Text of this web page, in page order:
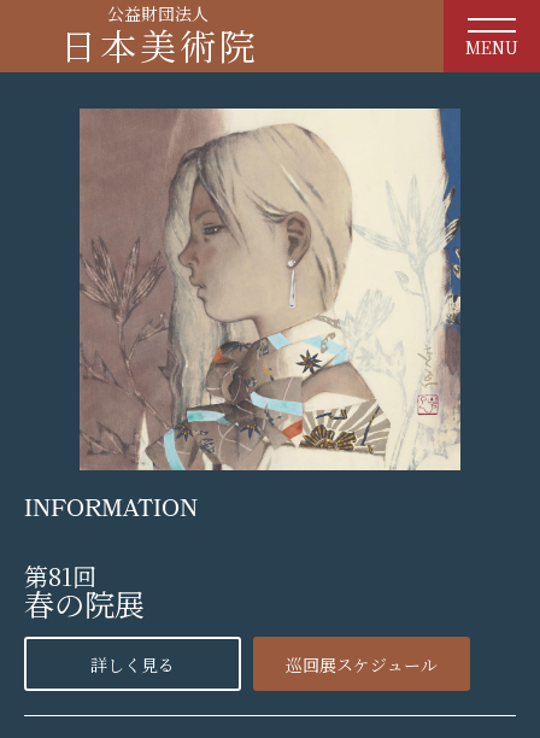
日本美術院
公益財団法人
MENU
INFORMATION
第81回
春の院展
詳しく見る 巡回展スケジュール